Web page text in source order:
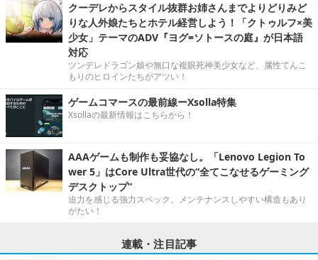
クーデレからスタイル抜群お姉さんまでよりどりみど
りな人外娘たちとホテル経営しよう！「クトゥルフ×美
少女」テーマのADV『ヨグ=ソトースの庭』が日本語
対応
ツンデレドラゴン娘や無口な複眼死神美少女など、属性てんこ
もりのヒロインたちがアツい！
ゲームコマースの最前線ーXsolla特集
Xsollaの最新情報はこちらから！
AAAゲームも制作も妥協なし。「Lenovo Legion To
wer 5」はCore Ultra世代の“全てこなせるゲーミング
デスクトップ”
迫力を感じる強力スペック。メンテナンスしやすい構造もあり
がたい！
連載・注目記事